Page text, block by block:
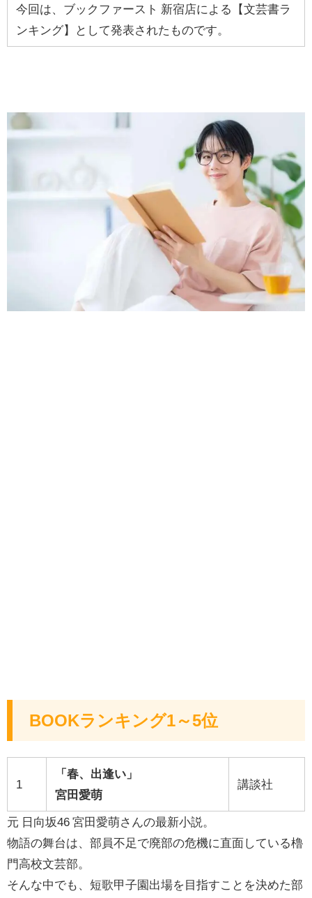
今回は、ブックファースト 新宿店による【文芸書ラ
ンキング】として発表されたものです。
BOOKランキング1～5位
1
「春、出逢い」
宮田愛萌
講談社
元 日向坂46 宮田愛萌さんの最新小説。
物語の舞台は、部員不足で廃部の危機に直面している櫓
門高校文芸部。
そんな中でも、短歌甲子園出場を目指すことを決めた部